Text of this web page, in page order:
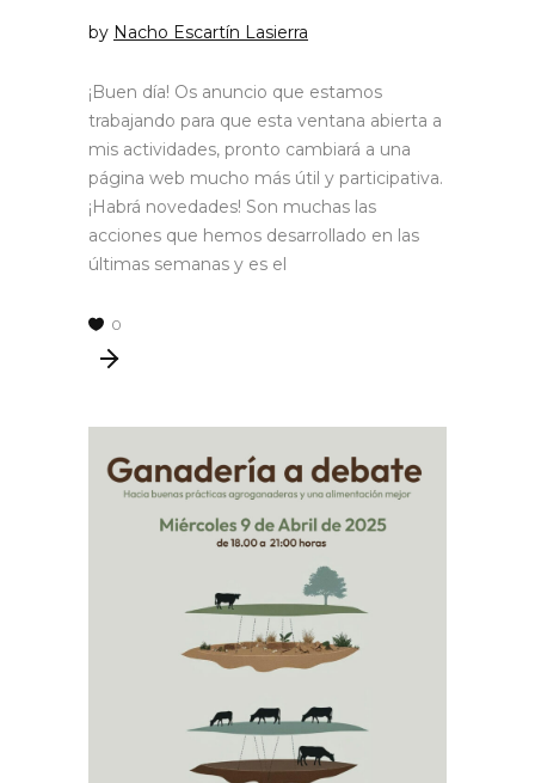
by Nacho Escartín Lasierra
¡Buen día! Os anuncio que estamos
trabajando para que esta ventana abierta a
mis actividades, pronto cambiará a una
página web mucho más útil y participativa.
¡Habrá novedades! Son muchas las
acciones que hemos desarrollado en las
últimas semanas y es el
0